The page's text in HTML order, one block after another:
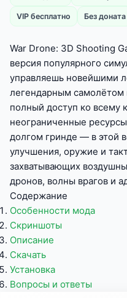
VIP бесплатно Без доната
War Drone: 3D Shooting
версия популярного
управляешь новейшими
легендарным
полный доступ ко всему
неограниченные
долгом гринде — в этой
улучшения, оружие и
захватывающих
дронов, волны врагов и
Содержание
Особенности мода
Скриншоты
Описание
Скачать
Установка
Вопросы и ответы